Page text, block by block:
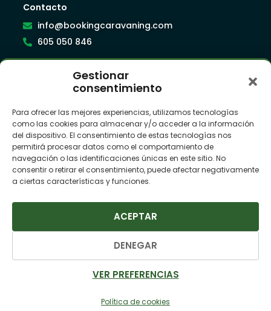
Gestionar
consentimiento
Para ofrecer las mejores experiencias, utilizamos tecnologías
como las cookies para almacenar y/o acceder a la información
del dispositivo. El consentimiento de estas tecnologías nos
permitirá procesar datos como el comportamiento de
navegación o las identificaciones únicas en este sitio. No
consentir o retirar el consentimiento, puede afectar negativamente
a ciertas características y funciones.
ACEPTAR
DENEGAR
VER PREFERENCIAS
Política de cookies
Contacto
info@bookingcaravaning.com
605 050 846
Síguenos
Suscríbete a nuestra newsletter
Política de Cookies ·Términos y Condiciones Viajeros ·